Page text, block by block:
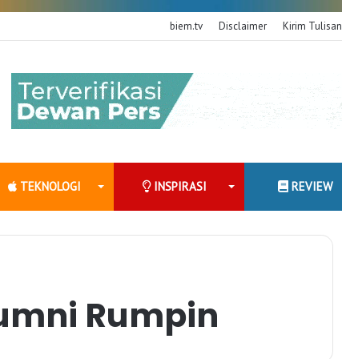
biem.tv Disclaimer Kirim Tulisan
TEKNOLOGI INSPIRASI REVIEW
Rumpin